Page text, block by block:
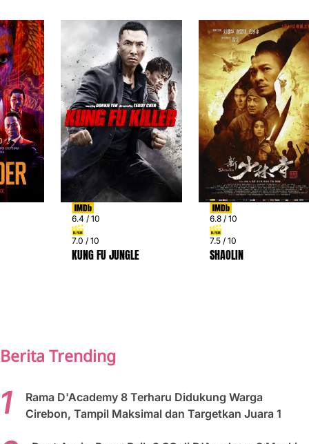
6.4 / 10
7.0 / 10
KUNG FU JUNGLE
6.8 / 10
7.5 / 10
SHAOLIN
Berita Trending
Rama D'Academy 8 Terharu Didukung Warga
Cirebon, Tampil Maksimal dan Targetkan Juara 1